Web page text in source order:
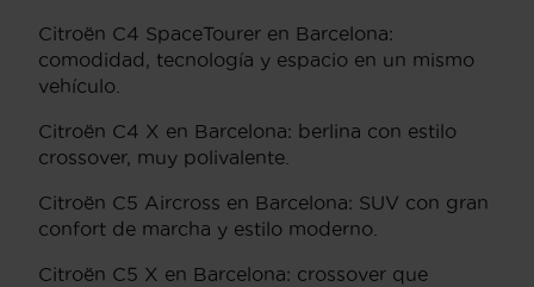
Citroën C4 SpaceTourer en Barcelona:
comodidad, tecnología y espacio en un mismo
vehículo.
Citroën C4 X en Barcelona: berlina con estilo
crossover, muy polivalente.
Citroën C5 Aircross en Barcelona: SUV con gran
confort de marcha y estilo moderno.
Citroën C5 X en Barcelona: crossover que